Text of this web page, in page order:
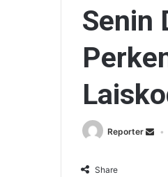
Senin
Reporter
Share